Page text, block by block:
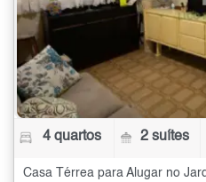
4 quartos 2 suítes